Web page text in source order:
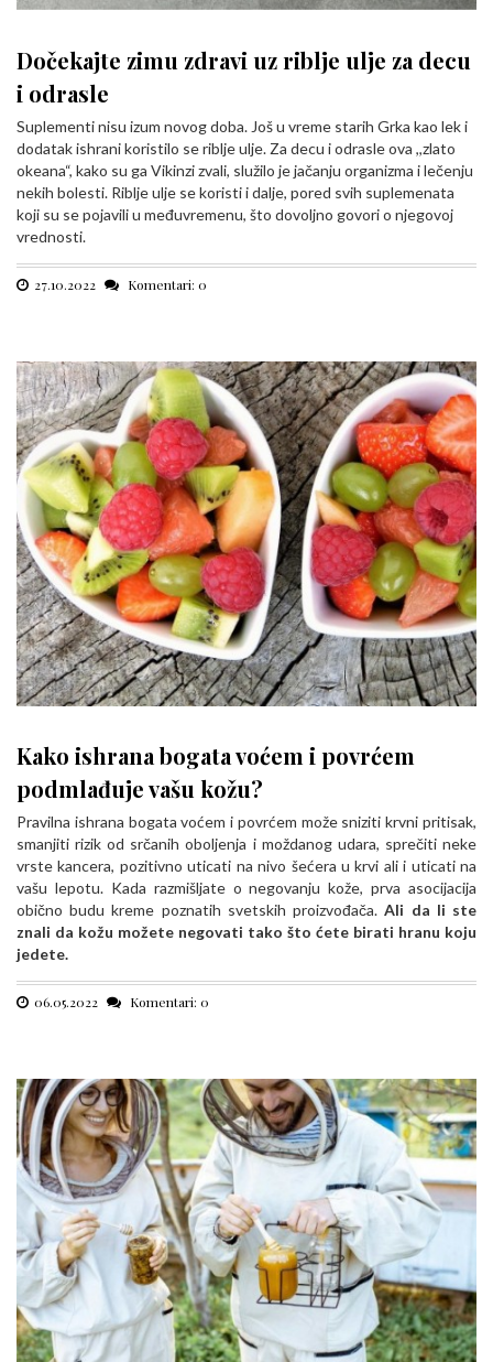
Dočekajte zimu zdravi uz riblje ulje za decu
i odrasle
Suplementi nisu izum novog doba. Još u vreme starih Grka kao lek i
dodatak ishrani koristilo se riblje ulje. Za decu i odrasle ova ,,zlato
okeana“, kako su ga Vikinzi zvali, služilo je jačanju organizma i lečenju
nekih bolesti. Riblje ulje se koristi i dalje, pored svih suplemenata
koji su se pojavili u međuvremenu, što dovoljno govori o njegovoj
vrednosti.
27.10.2022 Komentari: 0
Kako ishrana bogata voćem i povrćem
podmlađuje vašu kožu?
Pravilna ishrana bogata voćem i povrćem može sniziti krvni pritisak,
smanjiti rizik od srčanih oboljenja i moždanog udara, sprečiti neke
vrste kancera, pozitivno uticati na nivo šećera u krvi ali i uticati na
vašu lepotu. Kada razmišljate o negovanju kože, prva asocijacija
obično budu kreme poznatih svetskih proizvođača.Ali da li ste
znali da kožu možete negovati tako što ćete birati hranu koju
jedete.
06.05.2022 Komentari: 0